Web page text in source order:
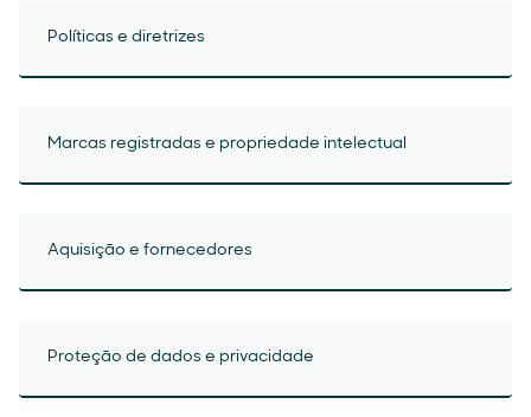
Políticas e diretrizes
Marcas registradas e propriedade intelectual
Aquisição e fornecedores
Proteção de dados e privacidade